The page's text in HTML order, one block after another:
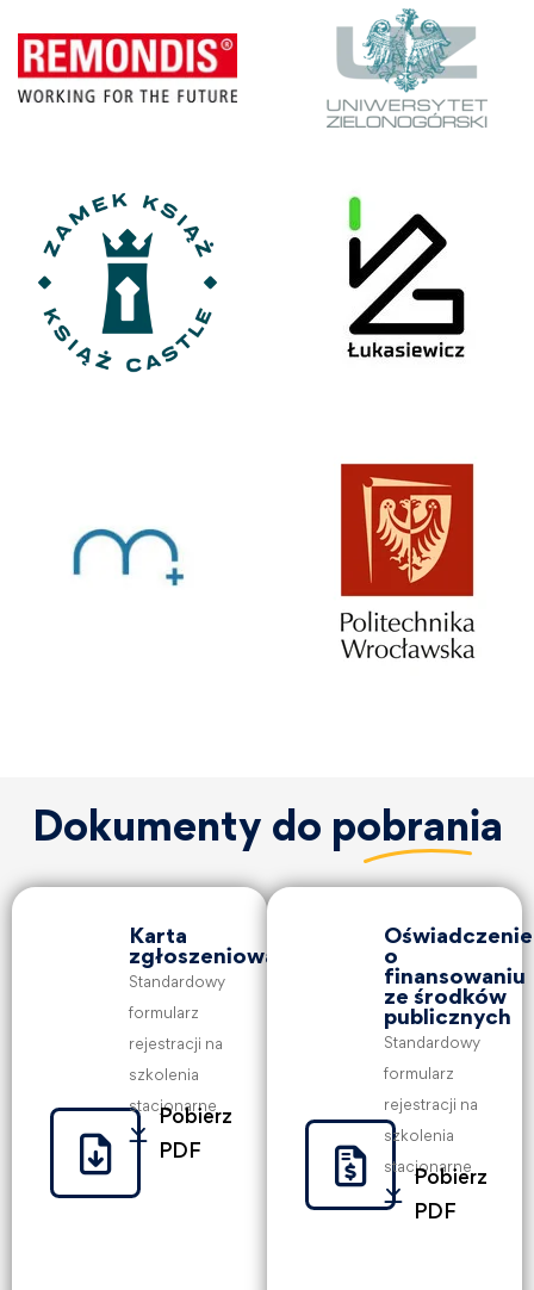
Dokumenty do pobrania
Karta
zgłoszeniowa
Standardowy
formularz
rejestracji na
szkolenia
stacjonarne
Pobierz
PDF
Oświadczenie
o
finansowaniu
ze środków
publicznych
Standardowy
formularz
rejestracji na
szkolenia
stacjonarne
Pobierz
PDF